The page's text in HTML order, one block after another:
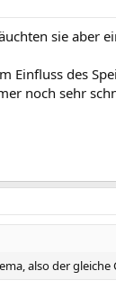
sie aber
Einfluss des
noch sehr
also der